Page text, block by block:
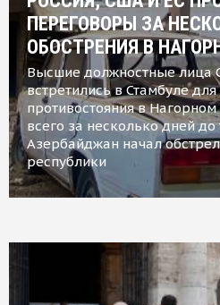
ПЕРЕГОВОРЫ ЗА
ОБОСТРЕНИЯ В
Высшие должностные лица
встретились в Стамбуле
противостояния в
всего за несколько дней до
Азербайджан начал
республики